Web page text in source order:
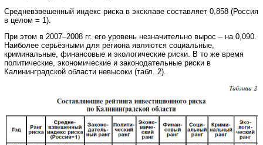
Средневзвешенный индекс риска в эксклаве составляет 0,858 (Россия
в целом = 1).
При этом в 2007–2008 гг. его уровень незначительно вырос – на 0,090.
Наиболее серьёзными для региона являются социальные,
криминальные, финансовые и экологические риски. В то же время
политические, экономические и законодательные риски в
Калининградской области невысоки (табл. 2).